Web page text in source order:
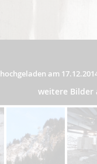
hochgeladen am
weitere Bilder